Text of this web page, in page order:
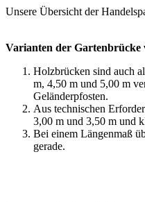
Unsere Übersicht der
Varianten der
Holzbrücken sind auch
m, 4,50 m und 5,00 m
Geländerpfosten.
Aus technischen
3,00 m und 3,50 m und
Bei einem Längenmaß
gerade.